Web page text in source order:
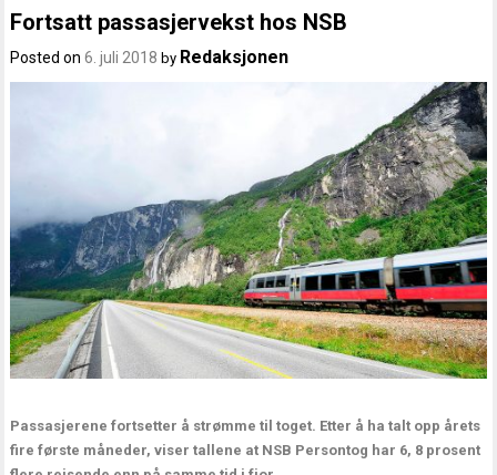
Fortsatt passasjervekst hos NSB
Posted on6. juli 2018 by Redaksjonen
Passasjerene fortsetter å strømme til toget. Etter å ha talt opp årets
fire første måneder, viser tallene at NSB Persontog har 6, 8 prosent